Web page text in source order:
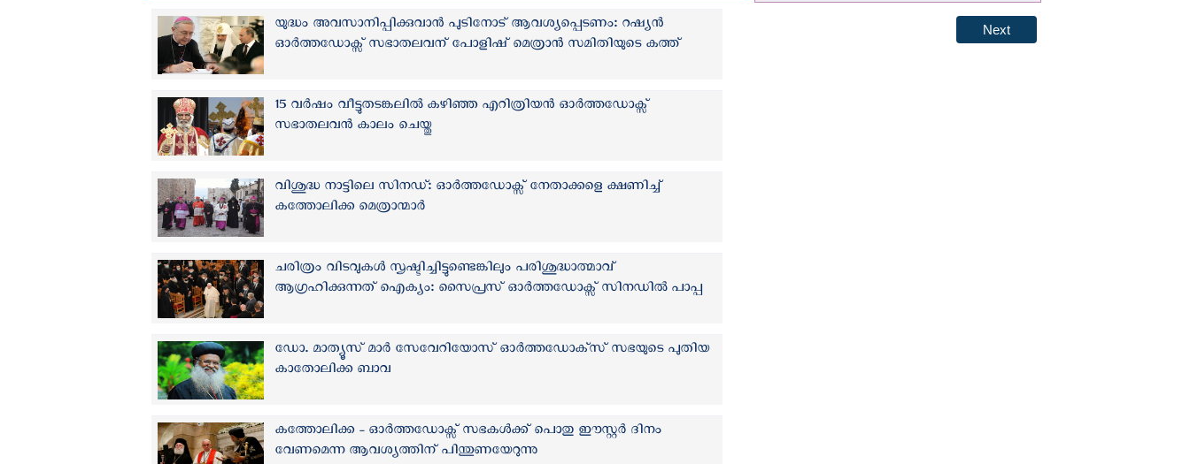
യുദ്ധം അവസാനിപ്പിക്കുവാന്‍ പുടിനോട് ആവശ്യപ്പെടണം: റഷ്യന്‍
ഓര്‍ത്തഡോക്സ് സഭാതലവന് പോളിഷ് മെത്രാന്‍ സമിതിയുടെ കത്ത്
15 വര്‍ഷം വീട്ടുതടങ്കലില്‍ കഴിഞ്ഞ എറിത്രിയന്‍ ഓര്‍ത്തഡോക്സ്
സഭാതലവന്‍ കാലം ചെയ്തു
വിശുദ്ധ നാട്ടിലെ സിനഡ്: ഓര്‍ത്തഡോക്സ് നേതാക്കളെ ക്ഷണിച്ച്
കത്തോലിക്ക മെത്രാന്മാര്‍
ചരിത്രം വിടവുകൾ സൃഷ്ടിച്ചിട്ടുണ്ടെങ്കിലും പരിശുദ്ധാത്മാവ്
ആഗ്രഹിക്കുന്നത് ഐക്യം: സൈപ്രസ് ഓര്‍ത്തഡോക്സ് സിനഡില്‍ പാപ്പ
ഡോ. മാത്യൂസ് മാര്‍ സേവേറിയോസ് ഓര്‍ത്തഡോക്‌സ് സഭയുടെ പുതിയ
കാതോലിക്ക ബാവ
കത്തോലിക്ക - ഓര്‍ത്തഡോക്സ് സഭകള്‍ക്ക് പൊതു ഈസ്റ്റര്‍ ദിനം
വേണമെന്ന ആവശ്യത്തിന് പിന്തുണയേറുന്നു
Next